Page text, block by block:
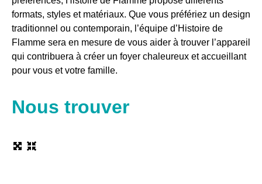
formats, styles et matériaux. Que vous préfériez un design
traditionnel ou contemporain, l’équipe d’Histoire de
Flamme sera en mesure de vous aider à trouver l’appareil
qui contribuera à créer un foyer chaleureux et accueillant
pour vous et votre famille.
Nous trouver